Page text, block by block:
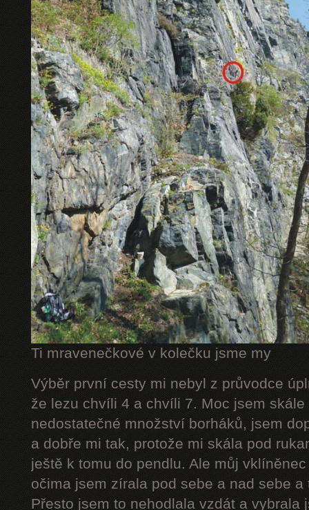
Ti mravenečkové v kolečku jsme my
Výběr první cesty mi nebyl z průvodce
že lezu chvíli 4 a chvíli 7. Moc jsem
nedostatečné množství borháků, jsem
a dobře mi tak, protože mi skála pod
ještě k tomu do pendlu. Ale můj
očima jsem zírala pod sebe a nad sebe
Přesto jsem to nehodlala vzdát a vybrala